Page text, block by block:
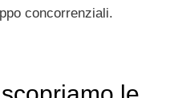
concorrenziali.